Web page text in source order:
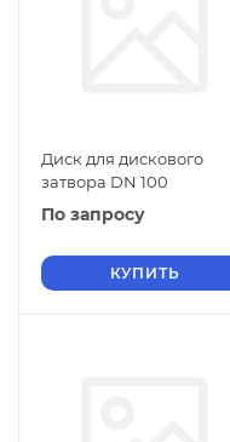
Диск для дискового
затвора DN 100
По запросу
КУПИТЬ